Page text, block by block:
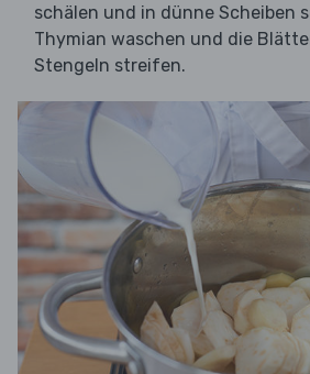
schälen und in dünne Scheiben
Thymian waschen und die
Stengeln streifen.